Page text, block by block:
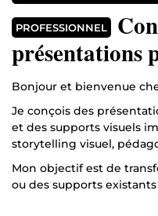
PROFESSIONNEL
présentations
Storytelling
Bonjour et bienvenue
Je conçois des
et des supports visuels
storytelling visuel,
Mon objectif est de
ou des supports